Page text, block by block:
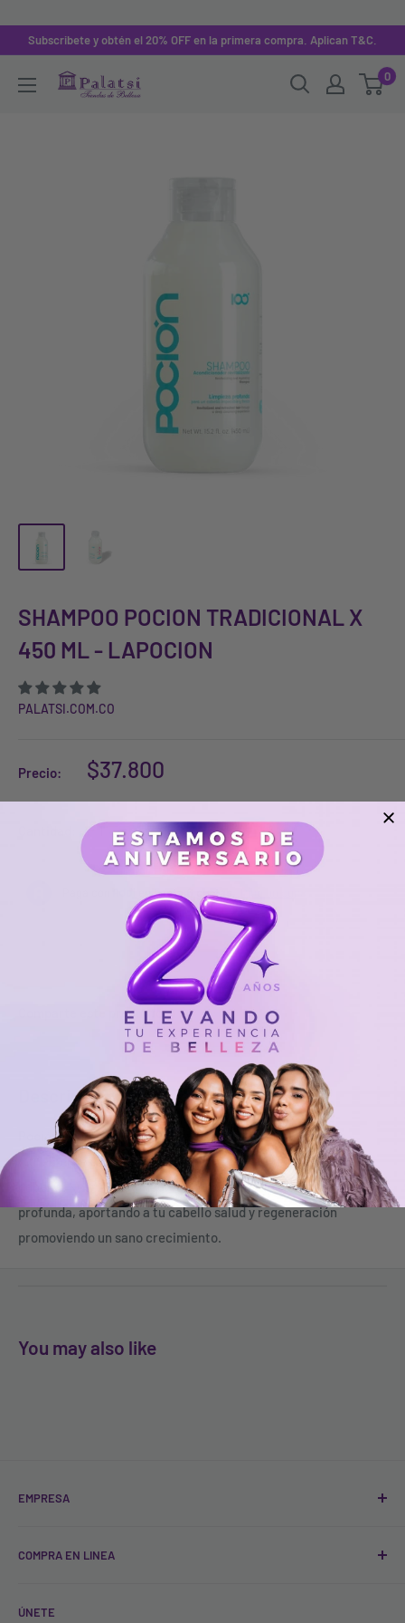
Subscribete y obtén el 20% OFF en la primera compra. Aplican T&C.
0
SHAMPOO POCION TRADICIONAL X
450 ML - LAPOCION
PALATSI.COM.CO
Precio: $37.800
Agotado
Comparte este producto
Descripción
Poción Shampooes una poderosa combinación de
ingredientes diseñados para mantener la vitalidad de tu
cabello. Nuestro shampoo brindará frescura y una limpieza
profunda, aportando a tu cabello salud y regeneración
promoviendo un sano crecimiento.
You may also like
EMPRESA
Sucursales
Blog
COMPRA EN LINEA
FAQ'S
ÚNETE